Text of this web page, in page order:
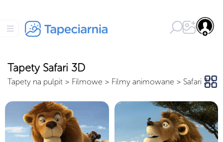
Tapety Safari 3D
Tapety na pulpit > Filmowe > Filmy animowane > Safari 3D